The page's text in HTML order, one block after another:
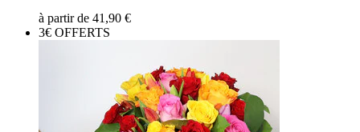
à partir de 41,90 €
3€ OFFERTS